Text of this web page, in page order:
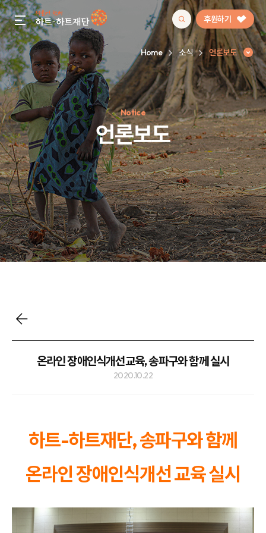
gnb menu open 후원하기
인기 키워드
#정기후원#하트플레이스#캠페인#팬덤후원
Home 소식 언론보도
Notice
언론보도
언론보도
온라인 장애인식개선교육, 송파구와 함께 실시
2020.10.22
하트-하트재단, 송파구와 함께
온라인 장애인식개선 교육 실시